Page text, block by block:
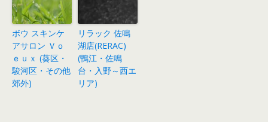
ボウ スキンケ
アサロン Ｖｏ
ｅｕｘ (葵区・
駿河区・その他
郊外)
リラック 佐鳴
湖店(RERAC)
(鴨江・佐鳴
台・入野～西エ
リア)